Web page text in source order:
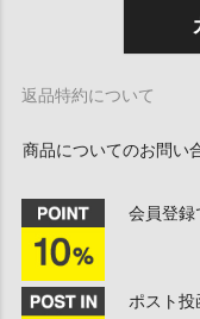
返品特約について
商品についてのお問い
会員登録
ポスト